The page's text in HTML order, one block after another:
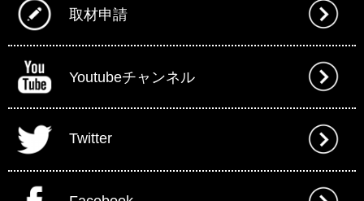
取材申請
Youtubeチャンネル
Twitter